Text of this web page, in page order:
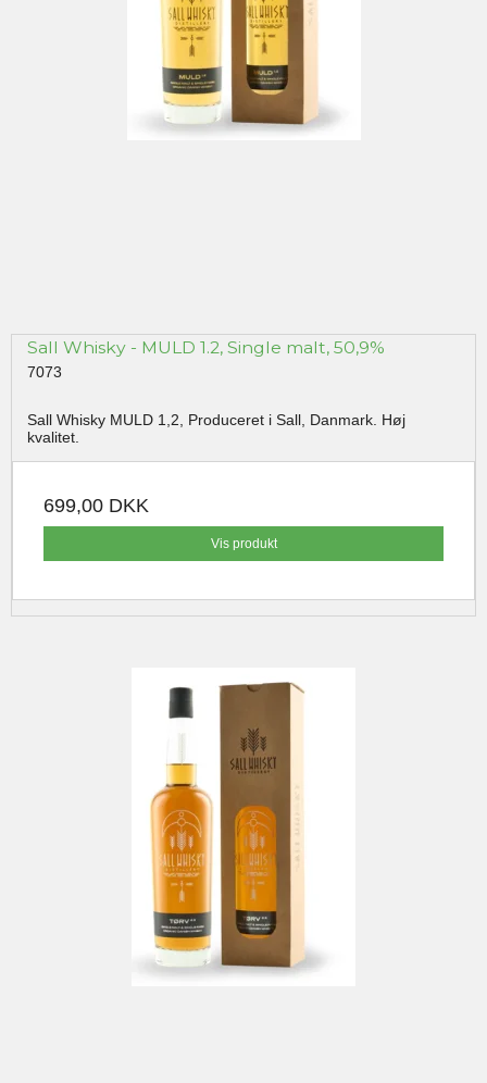
Sall Whisky - MULD 1.2, Single malt, 50,9%
7073
Sall Whisky MULD 1,2, Produceret i Sall, Danmark. Høj
kvalitet.
699,00 DKK
Vis produkt